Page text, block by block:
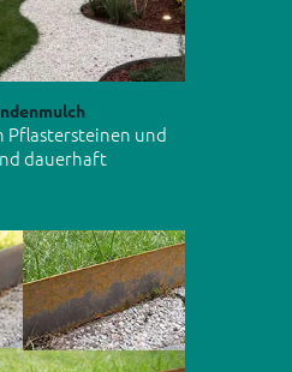
Pflastersteinen und
dauerhaft